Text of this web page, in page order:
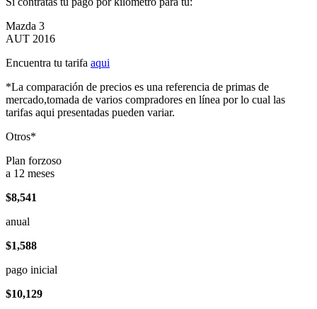
Mazda 3
AUT 2016
Encuentra tu tarifa aqui
*La comparación de precios es una referencia de primas de
mercado,tomada de varios compradores en línea por lo cual las
tarifas aqui presentadas pueden variar.
Otros*
Plan forzoso
a 12 meses
$8,541
anual
$1,588
pago inicial
$10,129